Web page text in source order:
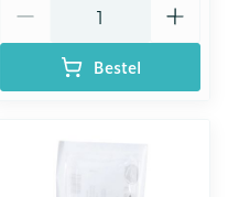
Bestel